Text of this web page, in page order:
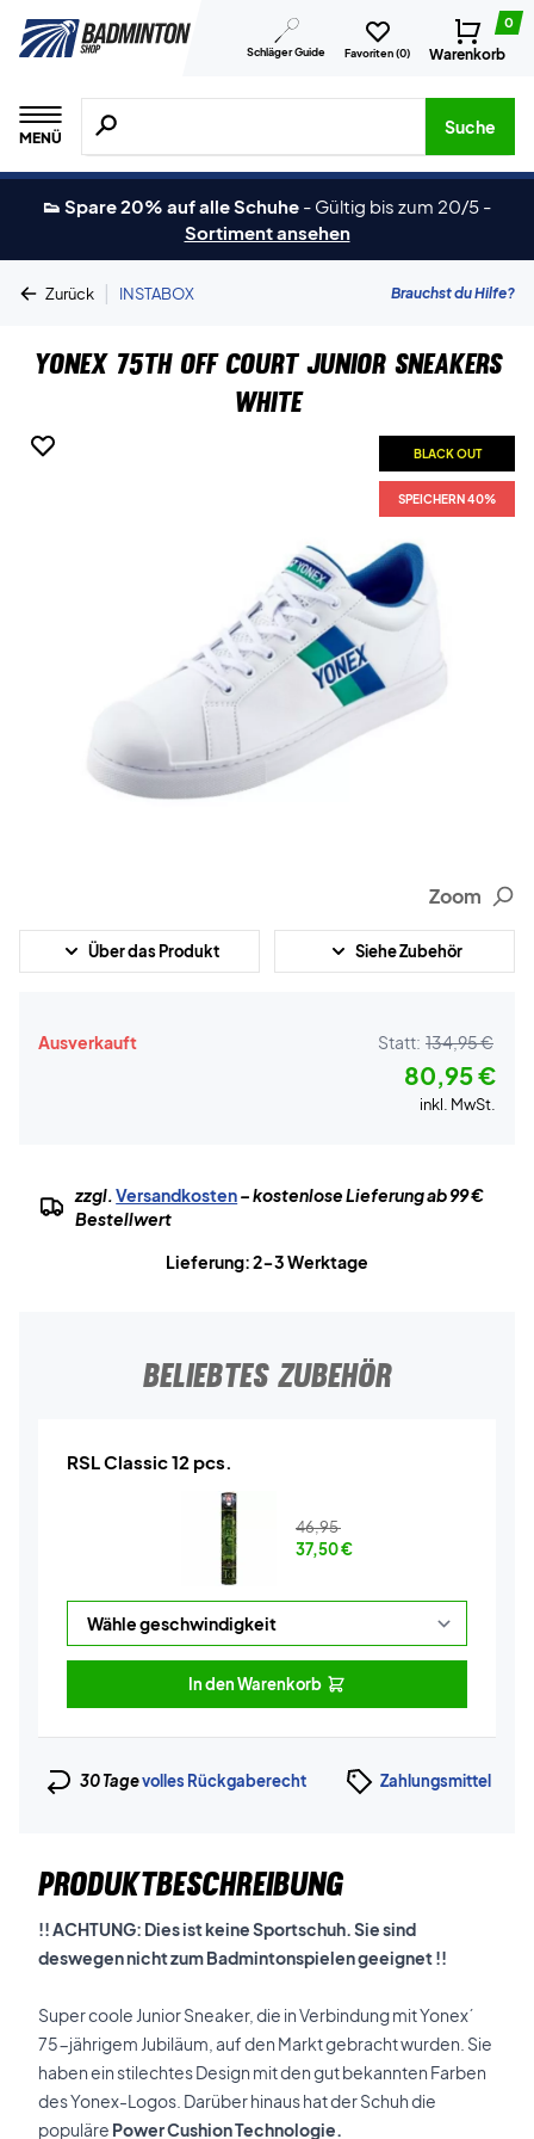
Schläger Guide Favoriten (0)
0
Warenkorb
MENÜ
Suche nach Produkten, Marken usw.
Suche
👟 Spare 20% auf alle Schuhe - Gültig bis zum 20/5 -
Sortiment ansehen
Zurück | INSTABOX Brauchst du Hilfe?
Yonex 75th Off Court Junior Sneakers
White
BLACK OUT
SPEICHERN 40%
Zoom
Über das Produkt Siehe Zubehör
Ausverkauft Statt: 134,95 €
80,95 €
inkl. MwSt.
zzgl.Versandkosten– kostenlose Lieferung ab 99 €
Bestellwert
Lieferung: 2-3 Werktage
BELIEBTES ZUBEHÖR
RSL Classic 12 pcs.
46,95
37,50€
In den Warenkorb
30 Tagevolles Rückgaberecht Zahlungsmittel
PRODUKTBESCHREIBUNG
!! ACHTUNG: Dies ist keine Sportschuh. Sie sind
deswegen nicht zum Badmintonspielen geeignet !!
Super coole Junior Sneaker, die in Verbindung mit Yonex´
75-jährigem Jubiläum, auf den Markt gebracht wurden. Sie
haben ein stilechtes Design mit den gut bekannten Farben
des Yonex-Logos. Darüber hinaus hat der Schuh die
populäre Power Cushion Technologie.